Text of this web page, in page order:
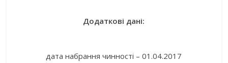
Додаткові дані:
дата набрання чинності – 01.04.2017